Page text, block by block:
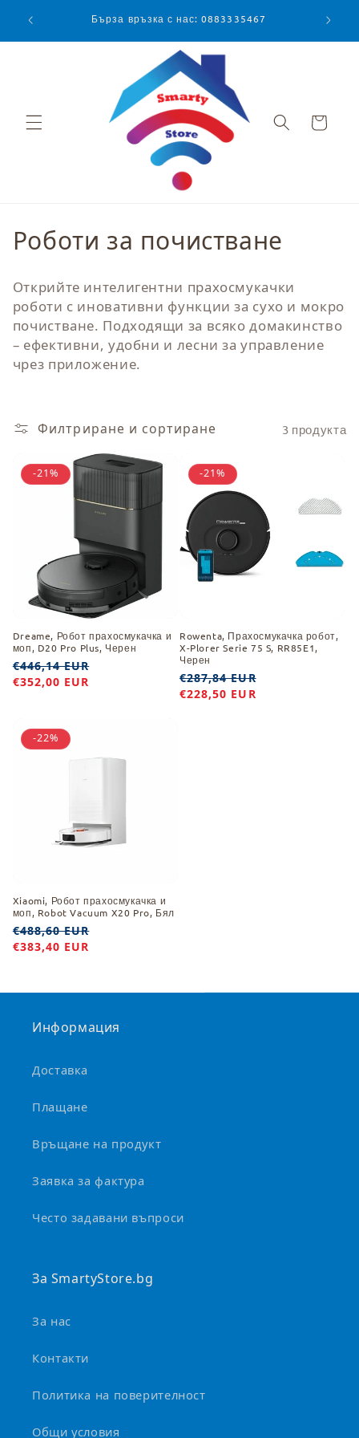
Бърза връзка с нас: 0883335467
Количка
К
л
е
к
и
я
Роботи за почистване
Открийте интелигентни прахосмукачки
роботи с иновативни функции за сухо и мокро
почистване. Подходящи за всяко домакинство
– ефективни, удобни и лесни за управление
чрез приложение.
Филтриране и сортиране 3 продукта
-21%
Dreame, Робот прахосмукачка и
моп, D20 Pro Plus, Черен
Обичайна
цена
€446,14 EUR
разпродажба
€352,00 EUR
-21%
Rowenta, Прахосмукачка робот,
X-Plorer Serie 75 S, RR85E1,
Черен
Обичайна
цена
€287,84 EUR
€228,50 EUR
-22%
Xiaomi, Робот прахосмукачка и
моп, Robot Vacuum X20 Pro, Бял
Обичайна
цена
€488,60 EUR
€383,40 EUR
Информация
Доставка
Плащане
Връщане на продукт
Заявка за фактура
Често задавани въпроси
За SmartyStore.bg
За нас
Контакти
Политика на поверителност
Общи условия